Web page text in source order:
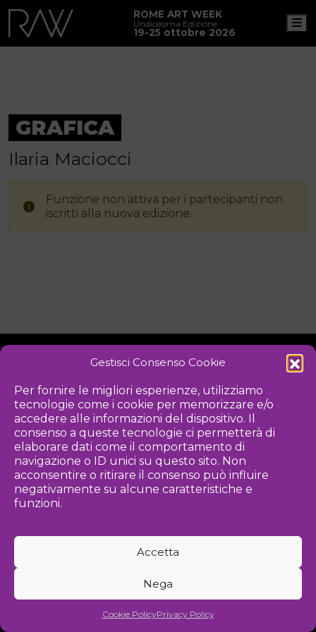
Gestisci Consenso Cookie
Per fornire le migliori esperienze, utilizziamo
tecnologie come i cookie per memorizzare e/o
accedere alle informazioni del dispositivo. Il
consenso a queste tecnologie ci permetterà di
elaborare dati come il comportamento di
navigazione o ID unici su questo sito. Non
acconsentire o ritirare il consenso può influire
negativamente su alcune caratteristiche e
funzioni.
Accetta
Nega
Cookie PolicyPrivacy Policy
ROME ART WEEK
Undicesima Edizione
19-25 ottobre 2026
GRAFICA
Ilaria Maciocci
Funzione non attiva per i partecipanti non
iscritti alla nuova edizione.
PRIVACY POLICY
Iniziativa
Associazione culturale per la promozione delle arti visive
2026 Associazione Kou - [cf] 97815340589